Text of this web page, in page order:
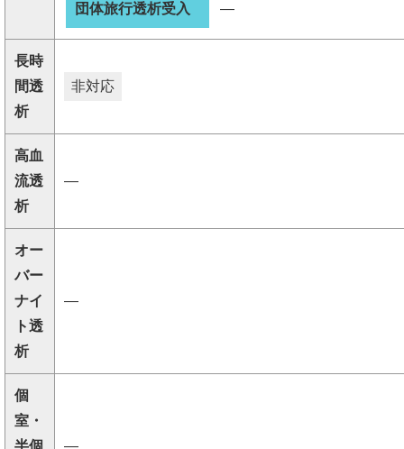
団体旅行透析受入 ―
長時
間透
析
非対応
高血
流透
析
―
オー
バー
ナイ
ト透
析
―
個
室・
半個
―